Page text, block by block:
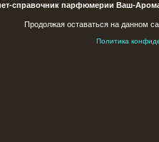
справочник парфюмерии Ваш-
Продолжая оставаться на данном
Политика